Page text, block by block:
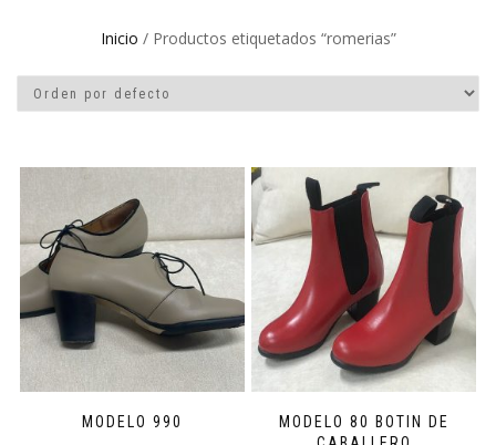
Inicio / Productos etiquetados “romerias”
MODELO 990
MODELO 80 BOTIN DE